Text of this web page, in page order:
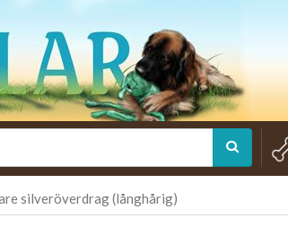
silveröverdrag (långhårig)